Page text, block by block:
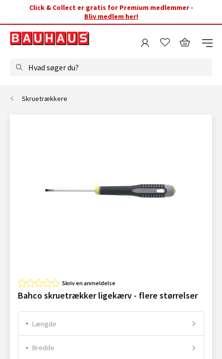
Click & Collect er gratis for Premium medlemmer -
Bliv medlem her!
Hvad søger du?
Skruetrækkere
Skriv en anmeldelse
Bahco skruetrækker ligekærv - flere størrelser
Længde
Bredde